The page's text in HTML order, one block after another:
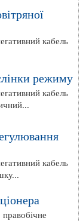
кабель
режиму
кабель
кабель